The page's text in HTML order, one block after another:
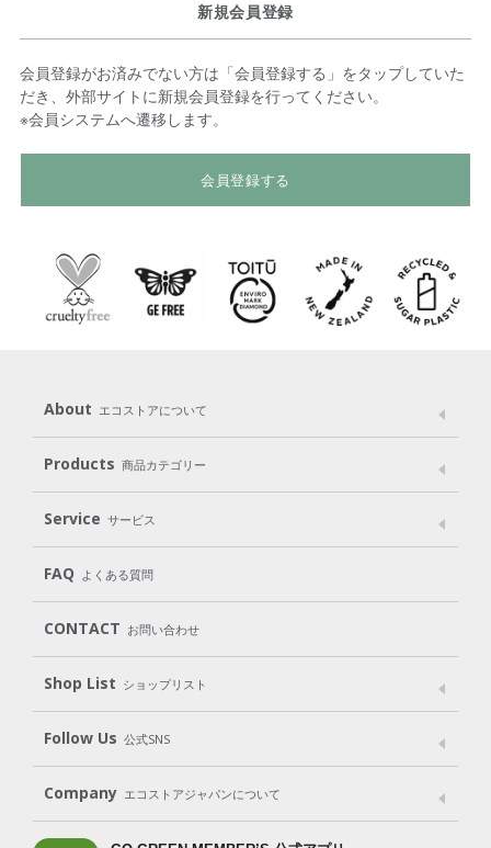
新規会員登録
会員登録がお済みでない方は「会員登録する」をタップしていた
だき、外部サイトに新規会員登録を行ってください。
※会員システムへ遷移します。
会員登録する
About エコストアについて
メッセージ ブランドストーリー
パッケージへのこだわり
動物実験をしない
Products 商品カテゴリー
Laundry
Cleaning Baby Kids
Body（ボディ） Hair（ヘア） Oral care（オーラルケア）
Goods （グッズ）
Gift set
Service サービス
User Guide
Subscription（定期便）
FAQ よくある質問
CONTACT お問い合わせ
Shop List ショップリスト
Shop List
Follow Us 公式SNS
LINE＠ Instagram Facebook
Company エコストアジャパンについて
会社案内 ご利用規約 プライバシーポリシー